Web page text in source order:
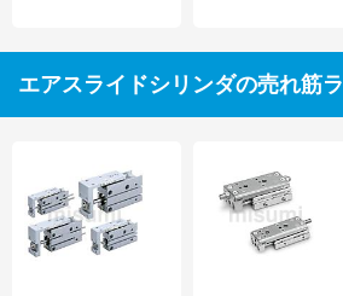
エアスライドシリンダの売れ筋